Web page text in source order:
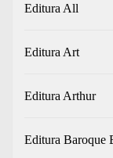
Editura All
Editura Art
Editura Arthur
Editura Baroque